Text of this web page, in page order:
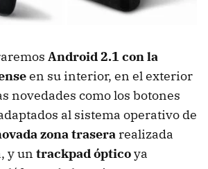
Android 2.1 con la
en su interior, en el exterior
novedades como los botones
al sistema operativo de
zona trasera realizada
y un trackpad ópticoya